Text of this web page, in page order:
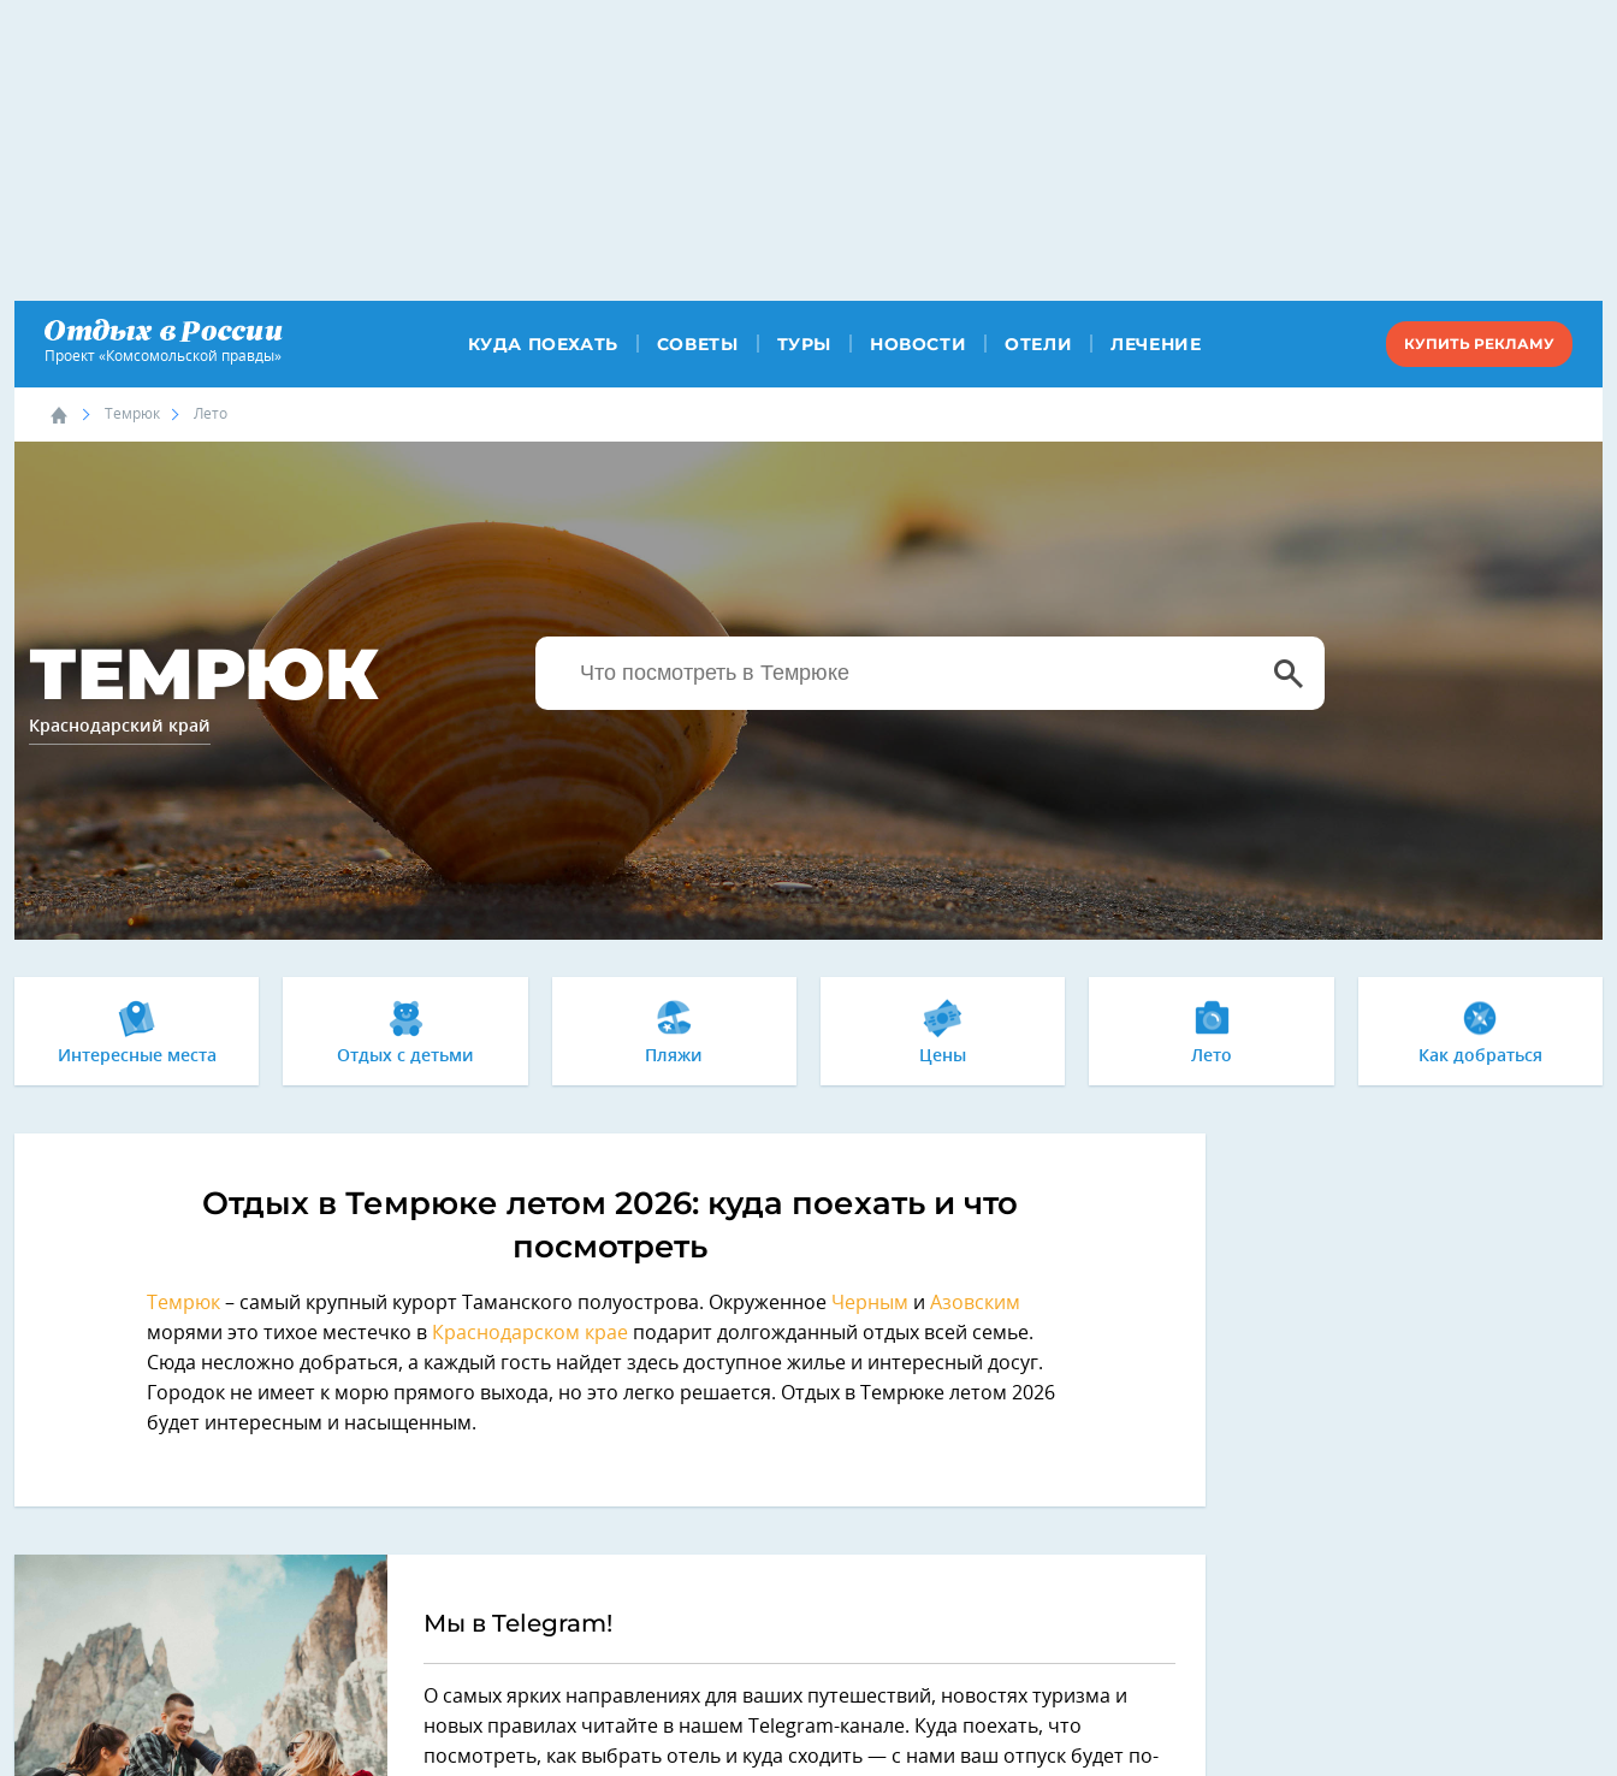
Проект «Комсомольской правды»
КУДА ПОЕХАТЬ СОВЕТЫ ТУРЫ НОВОСТИ ОТЕЛИ ЛЕЧЕНИЕ КУПИТЬ РЕКЛАМУ
Темрюк Лето
ТЕМРЮК
Краснодарский край
Интересные места Отдых с детьми Пляжи Цены Лето Как добраться
Отдых в Темрюке летом 2026: куда поехать и что
посмотреть
Темрюк – самый крупный курорт Таманского полуострова. Окруженное Черным и Азовским
морями это тихое местечко в Краснодарском крае подарит долгожданный отдых всей семье.
Сюда несложно добраться, а каждый гость найдет здесь доступное жилье и интересный досуг.
Городок не имеет к морю прямого выхода, но это легко решается. Отдых в Темрюке летом 2026
будет интересным и насыщенным.
Мы в Telegram!
О самых ярких направлениях для ваших путешествий, новостях туризма и
новых правилах читайте в нашем Telegram-канале. Куда поехать, что
посмотреть, как выбрать отель и куда сходить — с нами ваш отпуск будет по-